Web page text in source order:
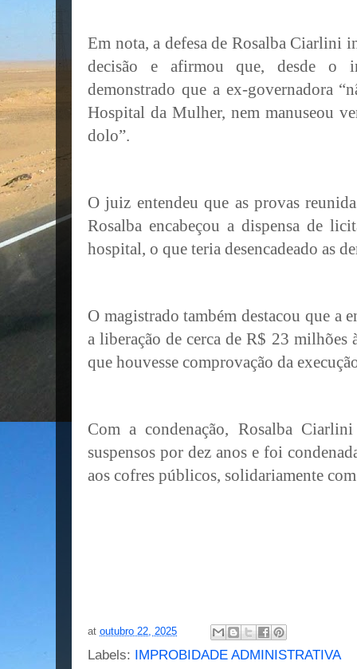
Em nota, a defesa de Rosalba Ciarlini
decisão e afirmou que, desde o
demonstrado que a ex-governadora
Hospital da Mulher, nem manuseou
dolo”.
O juiz entendeu que as provas
Rosalba encabeçou a dispensa de
hospital, o que teria desencadeado as
O magistrado também destacou que a
a liberação de cerca de R$ 23 milhões
que houvesse comprovação da
Com a condenação, Rosalba
suspensos por dez anos e foi
aos cofres públicos, solidariamente
at outubro 22, 2025
Labels: IMPROBIDADE ADMINISTRATIVA